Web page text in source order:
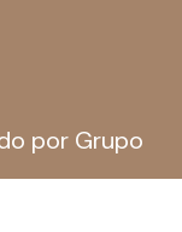
por Grupo